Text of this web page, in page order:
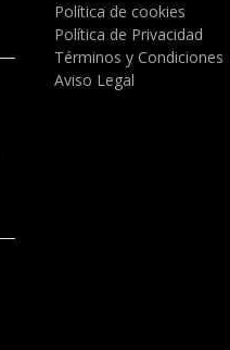
Política de cookies
Política de Privacidad
Términos y Condiciones
Aviso Legal